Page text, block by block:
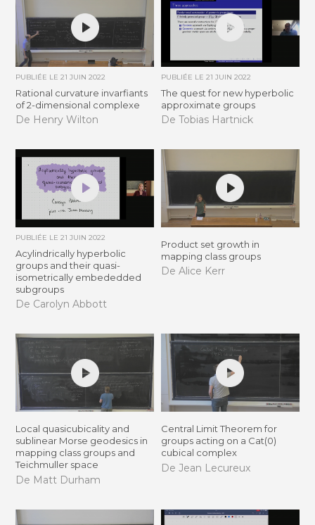
PUBLIÉE LE21 JUIN 2022
Rational curvature invarfiants
of 2-dimensional complexe
De Henry Wilton
PUBLIÉE LE 21 JUIN 2022
The quest for new hyperbolic
approximate groups
De Tobias Hartnick
PUBLIÉE LE21 JUIN 2022
Acylindrically hyperbolic
groups and their quasi-
isometrically embededded
subgroups
De Carolyn Abbott
Product set growth in
mapping class groups
De Alice Kerr
Local quasicubicality and
sublinear Morse geodesics in
mapping class groups and
Teichmuller space
De Matt Durham
Central Limit Theorem for
groups acting on a Cat(0)
cubical complex
De Jean Lecureux